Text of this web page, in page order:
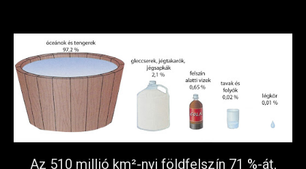
Az 510 millió km²-nyi földfelszín 71 %-át,